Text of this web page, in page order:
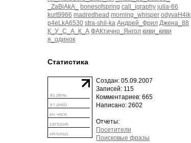
_ZaBiAkA_
bonesofspring call_igraphy julia-66
kurt9966 madredhead morning_whisper odyvaH4ik
p4eLkA6530 stra-shil-ka Андрей_Фрил Джена_88
К_У_С_А_К_А ФАКтично_Янгол киви_киви
я_одинок
Статистика
Создан: 05.09.2007
Записей: 115
Комментариев: 665
Написано: 2602
Отчеты:
Посетители
Поисковые фразы